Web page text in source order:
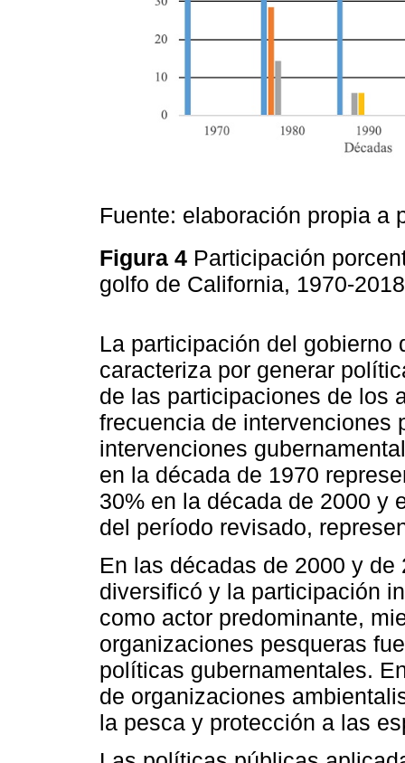
Fuente: elaboración propia a
Figura 4 Participación
golfo de California, 1970-
La participación del gobierno
caracteriza por generar
de las participaciones de los
frecuencia de intervenciones
intervenciones
en la década de 1970
30% en la década de 2000 y
del período revisado,
En las décadas de 2000 y
diversificó y la participación
como actor predominante,
organizaciones pesqueras
políticas gubernamentales.
de organizaciones
la pesca y protección a las